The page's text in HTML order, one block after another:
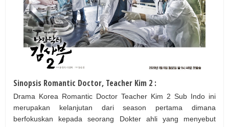
Sinopsis Romantic Doctor, Teacher Kim 2 :
Drama Korea Romantic Doctor Teacher Kim 2 Sub Indo ini
merupakan kelanjutan dari season pertama dimana
berfokuskan kepada seorang Dokter ahli yang menyebut